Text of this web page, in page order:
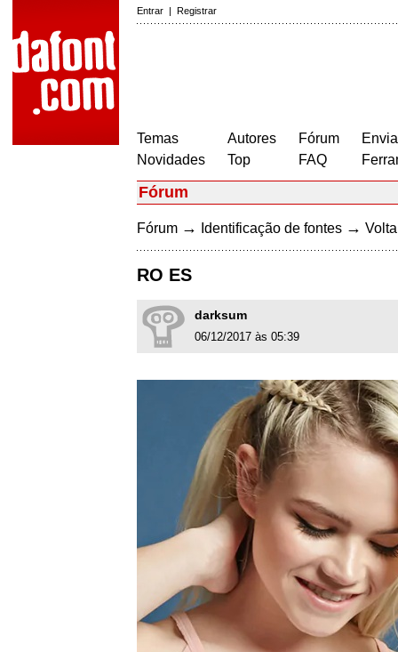
Entrar | Registrar
Temas
Novidades
Autores
Top
Fórum
FAQ
Fórum
Fórum → Identificação de fontes →
RO ES
darksum
06/12/2017 às 05:39